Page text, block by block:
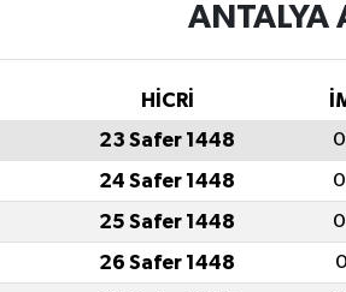
ANTALYA
HİCRİ
23 Safer 1448
24 Safer 1448
25 Safer 1448
26 Safer 1448